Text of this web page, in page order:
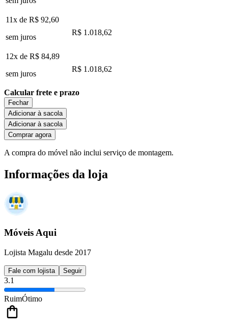
11x de R$ 92,60
sem juros
R$ 1.018,62
12x de R$ 84,89
sem juros
R$ 1.018,62
Calcular frete e prazo
Fechar
Adicionar à sacola
Adicionar à sacola
Comprar agora
A compra do móvel não inclui serviço de montagem.
Informações da loja
Móveis Aqui
Lojista Magalu desde 2017
Fale com lojista Seguir
3.1
RuimÓtimo